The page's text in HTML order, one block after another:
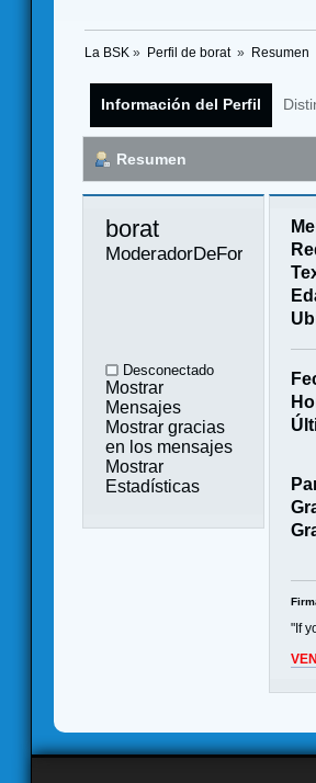
La BSK » Perfil de borat » Resumen
Información del Perfil
Resumen
borat
ModeradorDeForo
Desconectado
Mostrar
Mensajes
Mostrar gracias
en los mensajes
Mostrar
Estadísticas
"If